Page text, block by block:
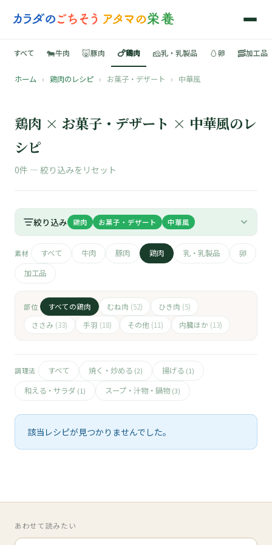
📚
🐷
🧀
🥚
すべて 🐄牛肉 🐷豚肉 🍗鶏肉 🧀乳・乳製品 🥚卵 🥓加工品
ホーム › 鶏肉のレシピ › お菓子・デザート › 中華風
鶏肉 × お菓子・デザート × 中華風のレ
シピ
0件 — 絞り込みをリセット
絞り込み 鶏肉 お菓子・デザート 中華風
素材 すべて 牛肉 豚肉 鶏肉 乳・乳製品
卵
加工品
部位 すべての鶏肉 むね肉 (52) ひき肉 (5)
ささみ (33) 手羽 (18) その他 (11) 内臓ほか (13)
調理法 すべて 焼く・炒める (2) 揚げる (1)
和える・サラダ (1) スープ・汁物・鍋物 (3)
該当レシピが見つかりませんでした。
あわせて読みたい